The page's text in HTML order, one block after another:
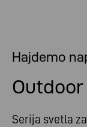
Hajdemo
Outdoor
Serija svetla